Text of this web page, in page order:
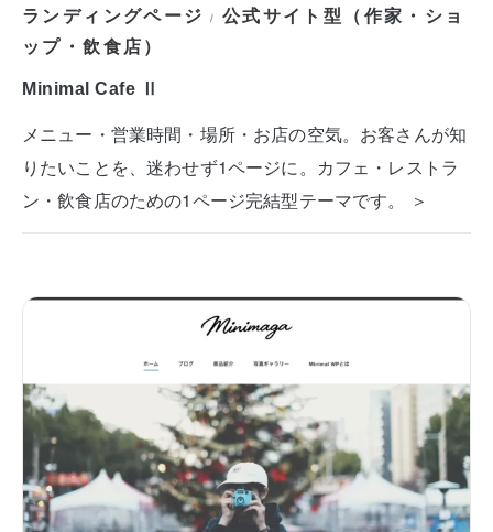
ランディングページ / 公式サイト型（作家・ショ
ップ・飲食店）
Minimal Cafe Ⅱ
メニュー・営業時間・場所・お店の空気。お客さんが知
りたいことを、迷わせず1ページに。カフェ・レストラ
ン・飲食店のための1ページ完結型テーマです。 ＞